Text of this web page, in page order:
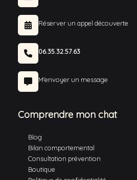
Réserver un appel découverte
06.35.32.57.63
M'envoyer un message
Comprendre mon chat
Blog
Bilan comportemental
Consultation prévention
Boutique